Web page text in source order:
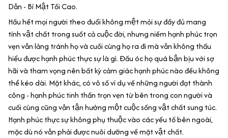
Dẫn - Bí Mật Tối Cao.
Hầu hết mọi người theo đuổi không mệt mỏi sự đầy đủ mang
tính vật chất trong suốt cả cuộc đời, nhưng niềm hạnh phúc trọn
vẹn vẫn lảng tránh họ và cuối cùng họ ra đi mà vẫn không thấu
hiểu được hạnh phúc thực sự là gì. Đầu óc họ quá bận bịu với sợ
hãi và tham vọng nên bất kỳ cảm giác hạnh phúc nào đều không
thể kéo dài. Mặt khác, có vô số ví dụ về những người đạt thành
công - hạnh phúc tinh thần trọn vẹn từ bên trong con người và
cuối cùng cũng vẫn tận hưởng một cuộc sống vật chất sung túc.
Hạnh phúc thực sự không phụ thuộc vào các yếu tố bên ngoài,
mặc dù nó vẫn phải được nuôi dưỡng về mặt vật chất.